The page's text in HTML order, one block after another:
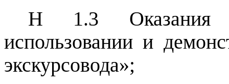
Н 1.3 Оказания
использовании и
экскурсовода»;